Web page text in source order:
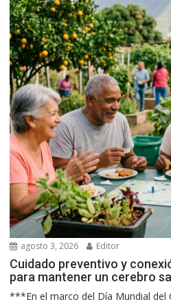
agosto 3, 2026 Editor
Cuidado preventivo y
para mantener un cerebro
***En el marco del Día Mundial del